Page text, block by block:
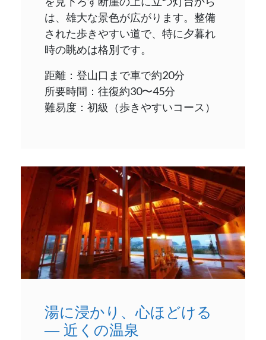
は、雄大な景色が広がります。整備
された歩きやすい道で、特に夕暮れ
時の眺めは格別です。
距離：登山口まで車で約20分
所要時間：往復約30〜45分
難易度：初級（歩きやすいコース）
湯に浸かり、心ほどける
― 近くの温泉